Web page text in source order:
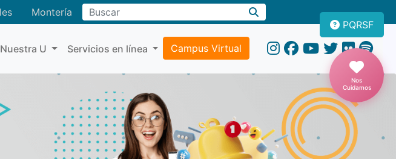
MonteríaBuscar
Nuestra U Servicios en línea Campus Virtual
PQRSF
Nos
Cuidamos